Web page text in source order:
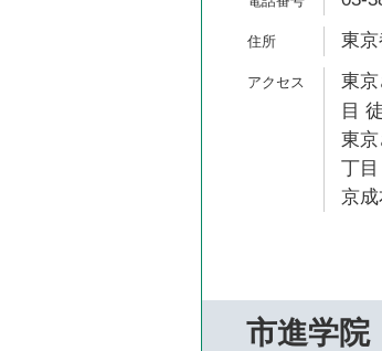
東
東
目
東
丁
京
市進学院